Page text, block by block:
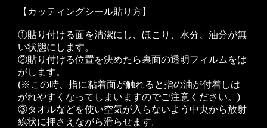
【カッティングシール貼り方】
①貼り付ける面を清潔にし、ほこり、水分、油分が無
い状態にします。
②貼り付ける位置を決めたら裏面の透明フィルムをは
がします。
(※この時、指に粘着面が触れると指の油が付着しは
がれやすくなってしまいますのでご注意ください。)
③タオルなどを使い空気が入らないよう中央から放射
線状に押さえながら滑らせます。